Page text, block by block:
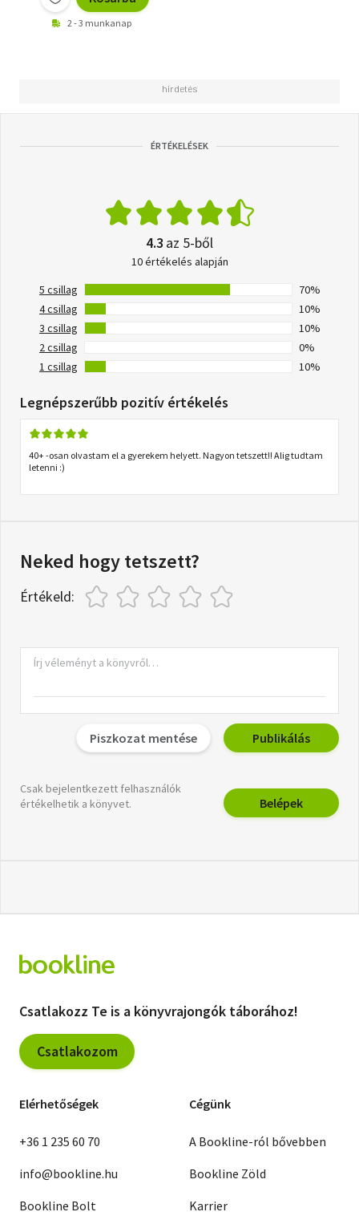
2 - 3 munkanap
ÉRTÉKELÉSEK
4.3 az 5-ből
10 értékelés alapján
5 csillag
70%
4 csillag
10%
3 csillag
10%
2 csillag
0%
1 csillag
10%
Legnépszerűbb pozitív értékelés
40+ -osan olvastam el a gyerekem helyett. Nagyon tetszett!! Alig tudtam
letenni :)
Neked hogy tetszett?
Értékeld:
Piszkozat mentése Publikálás
Csak bejelentkezett felhasználók
értékelhetik a könyvet.
Belépek
Csatlakozz Te is a könyvrajongók táborához!
Csatlakozom
Elérhetőségek
+36 1 235 60 70
info@bookline.hu
Bookline Bolt
Cégünk
A Bookline-ról bővebben
Bookline Zöld
Karrier